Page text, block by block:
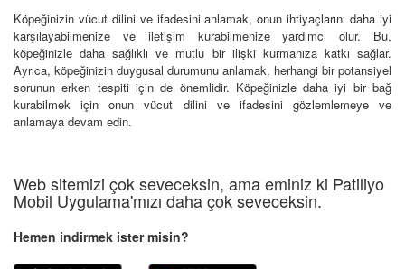
Köpeğinizin vücut dilini ve ifadesini anlamak, onun ihtiyaçlarını daha iyi
karşılayabilmenize ve iletişim kurabilmenize yardımcı olur. Bu,
köpeğinizle daha sağlıklı ve mutlu bir ilişki kurmanıza katkı sağlar.
Ayrıca, köpeğinizin duygusal durumunu anlamak, herhangi bir potansiyel
sorunun erken tespiti için de önemlidir. Köpeğinizle daha iyi bir bağ
kurabilmek için onun vücut dilini ve ifadesini gözlemlemeye ve
anlamaya devam edin.
Web sitemizi çok seveceksin, ama eminiz ki Patiliyo
Mobil Uygulama'mızı daha çok seveceksin.
Hemen indirmek ister misin?